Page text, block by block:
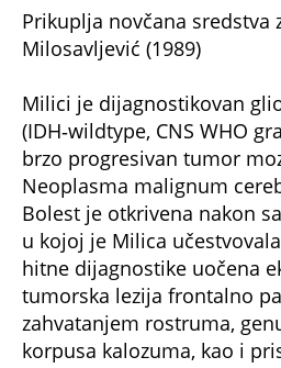
Milosavljević (1989)
(IDH‑wildtype, CNS WHO
brzo progresivan tumor
Neoplasma malignum
Bolest je otkrivena nakon
u kojoj je Milica
hitne dijagnostike uočena
tumorska lezija frontalno
zahvatanjem rostruma,
korpusa kalozuma, kao i
intratumorskom